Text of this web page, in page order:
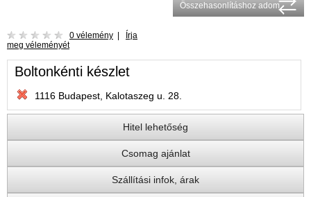
Összehasonlításhoz adom
0 vélemény
Írja
meg véleményét
Boltonkénti készlet
1116 Budapest, Kalotaszeg u. 28.
Hitel lehetőség
Csomag ajánlat
Szállítási infok, árak